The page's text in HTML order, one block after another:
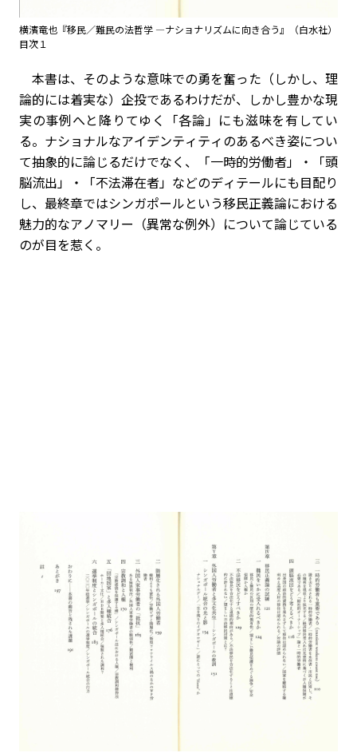
横濱竜也『移民／難民の法哲学 ―ナショナリズムに向き合う』（白水社）
目次１
本書は、そのような意味での勇を奮った（しかし、理
論的には着実な）企投であるわけだが、しかし豊かな現
実の事例へと降りてゆく「各論」にも滋味を有してい
る。ナショナルなアイデンティティのあるべき姿につい
て抽象的に論じるだけでなく、「一時的労働者」・「頭
脳流出」・「不法滞在者」などのディテールにも目配り
し、最終章ではシンガポールという移民正義論における
魅力的なアノマリー（異常な例外）について論じている
のが目を惹く。